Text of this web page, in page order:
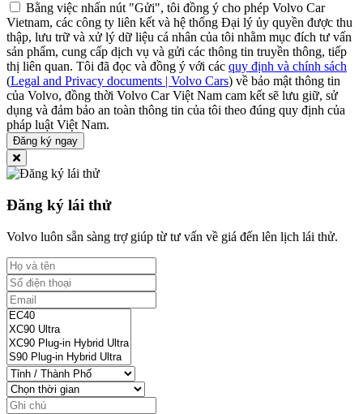
Bằng việc nhấn nút "Gửi", tôi đồng ý cho phép Volvo Car
Vietnam, các công ty liên kết và hệ thống Đại lý ủy quyền được thu
thập, lưu trữ và xử lý dữ liệu cá nhân của tôi nhằm mục đích tư vấn
sản phẩm, cung cấp dịch vụ và gửi các thông tin truyền thông, tiếp
thị liên quan. Tôi đã đọc và đồng ý với các quy định và chính sách
(Legal and Privacy documents | Volvo Cars) về bảo mật thông tin
của Volvo, đồng thời Volvo Car Việt Nam cam kết sẽ lưu giữ, sử
dụng và đảm bảo an toàn thông tin của tôi theo đúng quy định của
pháp luật Việt Nam.
Đăng ký ngay
Đăng ký lái thử
Volvo luôn sẵn sàng trợ giúp từ tư vấn về giá đến lên lịch lái thử.